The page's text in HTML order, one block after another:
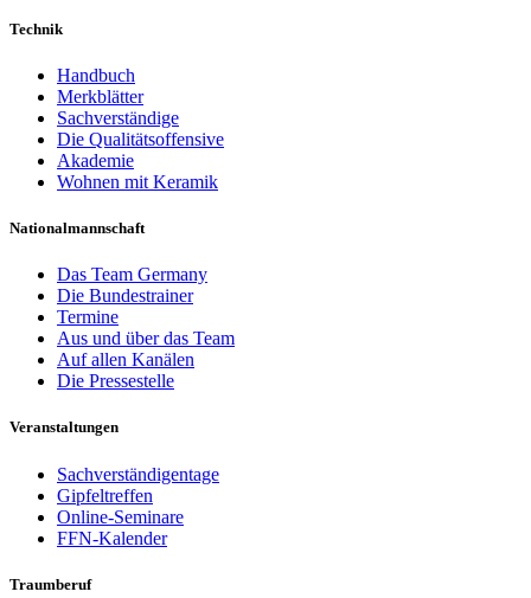
Technik
Handbuch
Merkblätter
Sachverständige
Die Qualitätsoffensive
Akademie
Wohnen mit Keramik
Nationalmannschaft
Das Team Germany
Die Bundestrainer
Termine
Aus und über das Team
Auf allen Kanälen
Die Pressestelle
Veranstaltungen
Sachverständigentage
Gipfeltreffen
Online-Seminare
FFN-Kalender
Traumberuf